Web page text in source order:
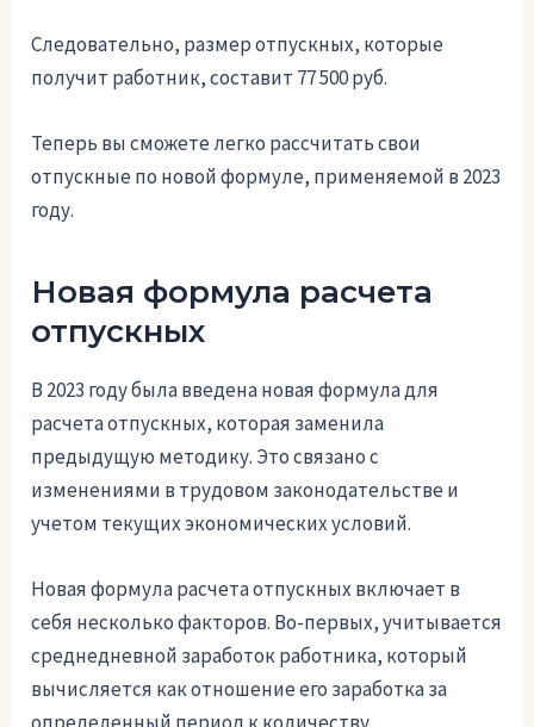
Следовательно, размер отпускных, которые
получит работник, составит 77 500 руб.
Теперь вы сможете легко рассчитать свои
отпускные по новой формуле, применяемой в 2023
году.
Новая формула расчета
отпускных
В 2023 году была введена новая формула для
расчета отпускных, которая заменила
предыдущую методику. Это связано с
изменениями в трудовом законодательстве и
учетом текущих экономических условий.
Новая формула расчета отпускных включает в
себя несколько факторов. Во-первых, учитывается
среднедневной заработок работника, который
вычисляется как отношение его заработка за